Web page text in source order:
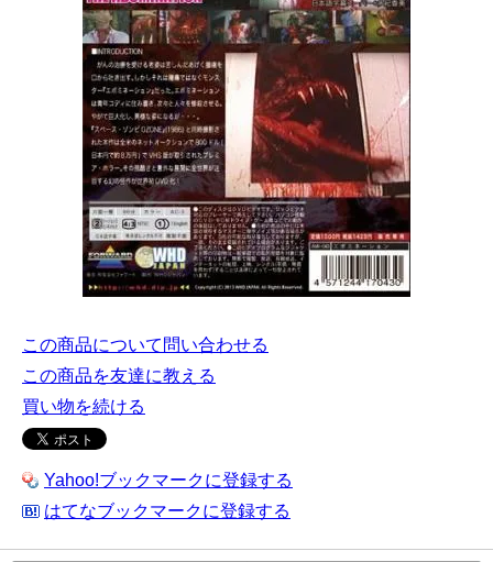
この商品について問い合わせる
この商品を友達に教える
買い物を続ける
Yahoo!ブックマークに登録する
はてなブックマークに登録する